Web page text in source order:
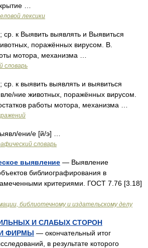
…
лексики
к Выявить выявлять и Выявиться
поражённых вирусом. В.
мотора, механизма …
словарь
к выявить выявлять и выявиться
ние животных, поражённых вирусом.
работы мотора, механизма …
ени/е [й/э] …
словарь
выявление — Выявление
библиографирования в
критериями. ГОСТ 7.76 [3.18]
библиотечному и издательскому делу
И СЛАБЫХ СТОРОН
ФИРМЫ — окончательный итог
в результате которого